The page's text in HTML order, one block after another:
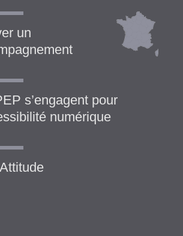
un
s’engagent pour
numérique